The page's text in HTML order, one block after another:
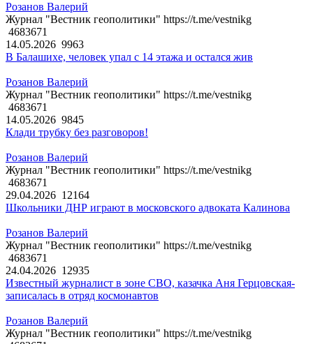
Розанов Валерий
Журнал "Вестник геополитики" https://t.me/vestnikg
4683671
14.05.2026 9963
В Балашихе, человек упал с 14 этажа и остался жив
Розанов Валерий
Журнал "Вестник геополитики" https://t.me/vestnikg
4683671
14.05.2026 9845
Клади трубку без разговоров!
Розанов Валерий
Журнал "Вестник геополитики" https://t.me/vestnikg
4683671
29.04.2026 12164
Школьники ДНР играют в московского адвоката Калинова
Розанов Валерий
Журнал "Вестник геополитики" https://t.me/vestnikg
4683671
24.04.2026 12935
Известный журналист в зоне СВО, казачка Аня Герцовская-
записалась в отряд космонавтов
Розанов Валерий
Журнал "Вестник геополитики" https://t.me/vestnikg